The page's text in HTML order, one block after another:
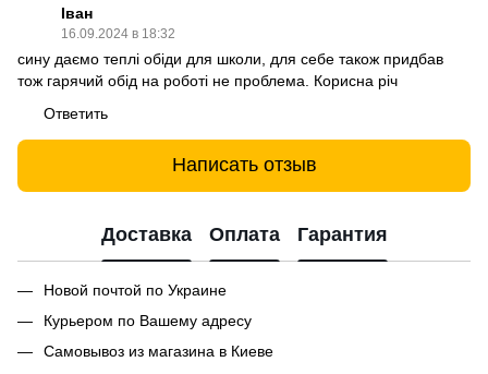
Іван
16.09.2024 в 18:32
сину даємо теплі обіди для школи, для себе також придбав
тож гарячий обід на роботі не проблема. Корисна річ
Ответить
Написать отзыв
Доставка Оплата Гарантия
Новой почтой по Украине
Курьером по Вашему адресу
Самовывоз из магазина в Киеве